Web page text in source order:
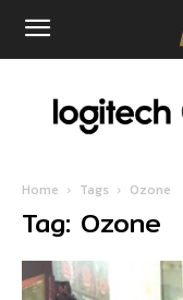
Home Tags Ozone
Tag: Ozone